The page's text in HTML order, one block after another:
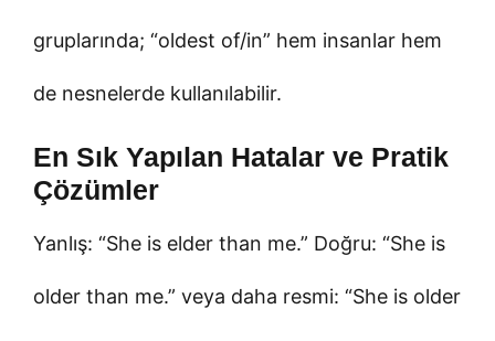
gruplarında; “oldest of/in” hem insanlar hem
de nesnelerde kullanılabilir.
En Sık Yapılan Hatalar ve Pratik
Çözümler
Yanlış: “She is elder than me.” Doğru: “She is
older than me.” veya daha resmi: “She is older